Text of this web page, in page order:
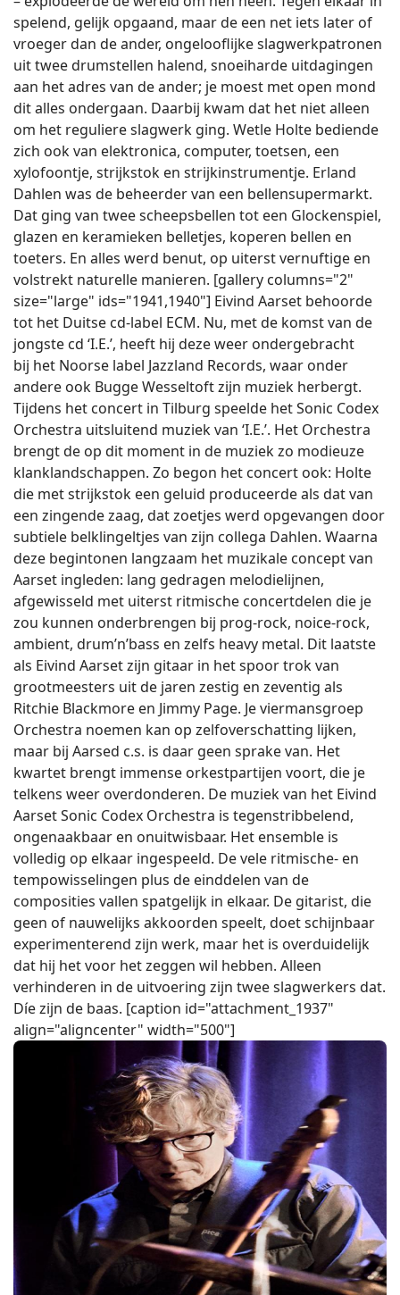
spelend, gelijk opgaand, maar de een net iets later of
vroeger dan de ander, ongelooflijke slagwerkpatronen
uit twee drumstellen halend, snoeiharde uitdagingen
aan het adres van de ander; je moest met open mond
dit alles ondergaan. Daarbij kwam dat het niet alleen
om het reguliere slagwerk ging. Wetle Holte bediende
zich ook van elektronica, computer, toetsen, een
xylofoontje, strijkstok en strijkinstrumentje. Erland
Dahlen was de beheerder van een bellensupermarkt.
Dat ging van twee scheepsbellen tot een Glockenspiel,
glazen en keramieken belletjes, koperen bellen en
toeters. En alles werd benut, op uiterst vernuftige en
volstrekt naturelle manieren. [gallery columns="2"
size="large" ids="1941,1940"] Eivind Aarset behoorde
tot het Duitse cd-label ECM. Nu, met de komst van de
jongste cd ‘I.E.’, heeft hij deze weer ondergebracht
bij het Noorse label Jazzland Records, waar onder
andere ook Bugge Wesseltoft zijn muziek herbergt.
Tijdens het concert in Tilburg speelde het Sonic Codex
Orchestra uitsluitend muziek van ‘I.E.’. Het Orchestra
brengt de op dit moment in de muziek zo modieuze
klanklandschappen. Zo begon het concert ook: Holte
die met strijkstok een geluid produceerde als dat van
een zingende zaag, dat zoetjes werd opgevangen door
subtiele belklingeltjes van zijn collega Dahlen. Waarna
deze begintonen langzaam het muzikale concept van
Aarset ingleden: lang gedragen melodielijnen,
afgewisseld met uiterst ritmische concertdelen die je
zou kunnen onderbrengen bij prog-rock, noice-rock,
ambient, drum’n’bass en zelfs heavy metal. Dit laatste
als Eivind Aarset zijn gitaar in het spoor trok van
grootmeesters uit de jaren zestig en zeventig als
Ritchie Blackmore en Jimmy Page. Je viermansgroep
Orchestra noemen kan op zelfoverschatting lijken,
maar bij Aarsed c.s. is daar geen sprake van. Het
kwartet brengt immense orkestpartijen voort, die je
telkens weer overdonderen. De muziek van het Eivind
Aarset Sonic Codex Orchestra is tegenstribbelend,
ongenaakbaar en onuitwisbaar. Het ensemble is
volledig op elkaar ingespeeld. De vele ritmische- en
tempowisselingen plus de einddelen van de
composities vallen spatgelijk in elkaar. De gitarist, die
geen of nauwelijks akkoorden speelt, doet schijnbaar
experimenterend zijn werk, maar het is overduidelijk
dat hij het voor het zeggen wil hebben. Alleen
verhinderen in de uitvoering zijn twee slagwerkers dat.
Díe zijn de baas. [caption id="attachment_1937"
align="aligncenter" width="500"]